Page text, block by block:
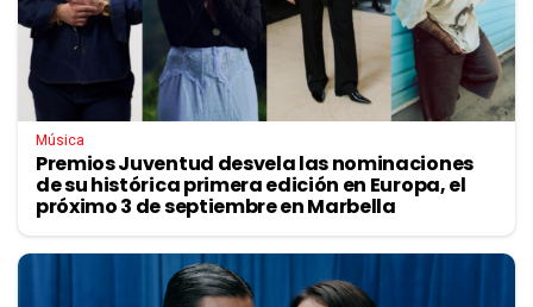
Música
Premios Juventud desvela las nominaciones
de su histórica primera edición en Europa, el
próximo 3 de septiembre en Marbella